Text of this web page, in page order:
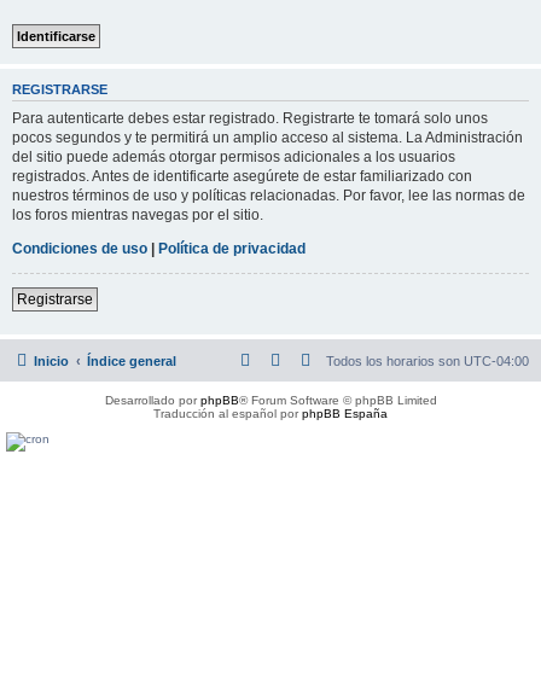
REGISTRARSE
Para autenticarte debes estar registrado. Registrarte te tomará solo unos
pocos segundos y te permitirá un amplio acceso al sistema. La Administración
del sitio puede además otorgar permisos adicionales a los usuarios
registrados. Antes de identificarte asegúrete de estar familiarizado con
nuestros términos de uso y políticas relacionadas. Por favor, lee las normas de
los foros mientras navegas por el sitio.
Condiciones de uso | Política de privacidad
Registrarse
Inicio Índice general Todos los horarios son UTC-04:00
Desarrollado porphpBB® Forum Software © phpBB Limited
Traducción al español porphpBB España